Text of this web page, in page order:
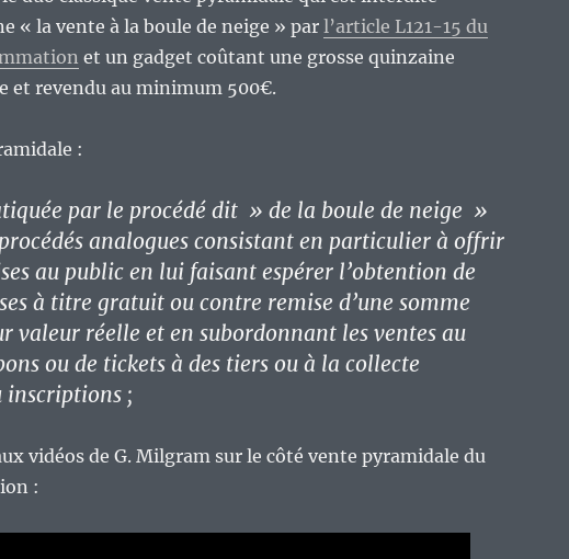
« la vente à la boule de neige » parl’article L121-15 du
et un gadget coûtant une grosse quinzaine
et revendu au minimum 500€.
:
par le procédé dit » de la boule de neige »
analogues consistant en particulier à offrir
au public en lui faisant espérer l’obtention de
à titre gratuit ou contre remise d’une somme
valeur réelle et en subordonnant les ventes au
ou de tickets à des tiers ou à la collecte
inscriptions ;
vidéos de G. Milgram sur le côté vente pyramidale du
: